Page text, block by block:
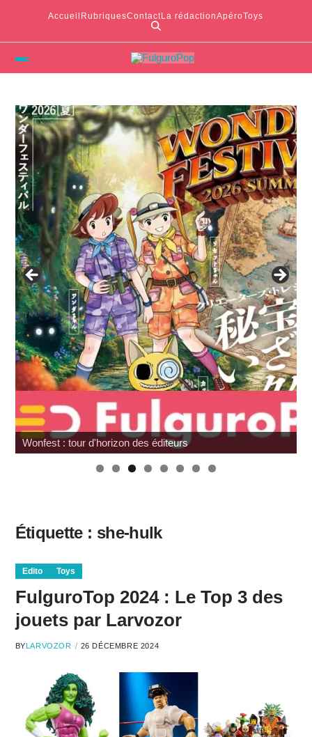
Accueil RubriquesContactLa rédactionApéroToys
Wonfest : tour d'horizon des éditeurs
Étiquette : she-hulk
Edito Toys
FulguroTop 2024 : Le Top 3 des
jouets par Larvozor
BYLARVOZOR 26 DÉCEMBRE 2024